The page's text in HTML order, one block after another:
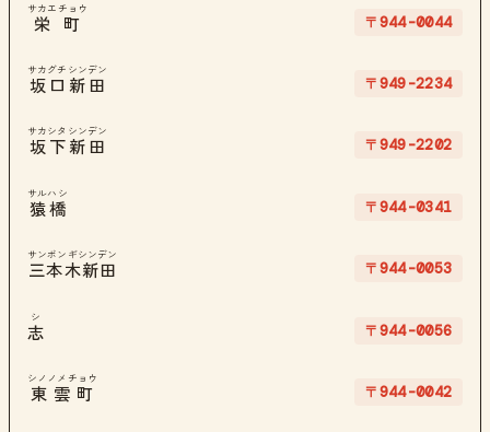
栄町
サカエチョウ
〒944-0044
坂口新田
サカグチシンデン
〒949-2234
坂下新田
サカシタシンデン
〒949-2202
猿橋
サルハシ
〒944-0341
三本木新田
サンボンギシンデン
〒944-0053
志
シ
〒944-0056
東雲町
シノノメチョウ
〒944-0042